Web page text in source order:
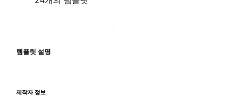
템플릿 설명
제작자 정보